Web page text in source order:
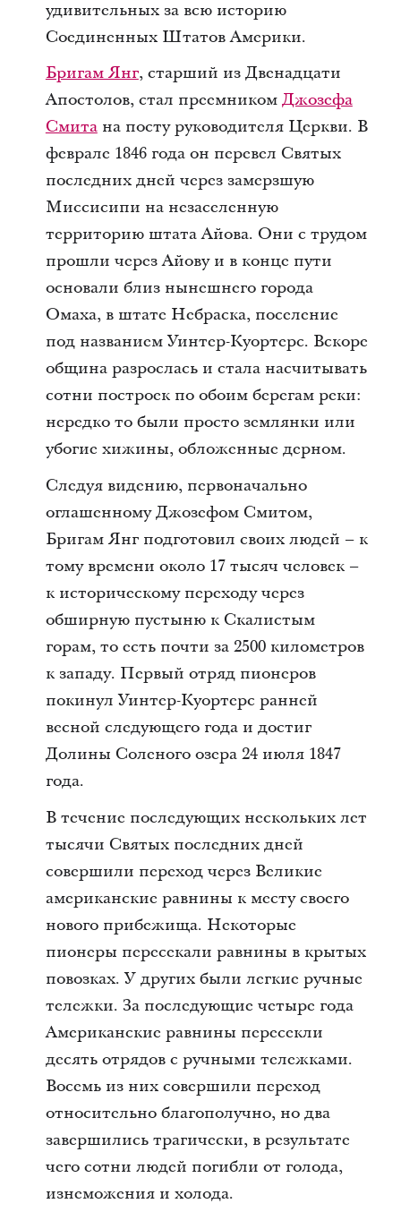
удивительных за всю историю
Соединенных Штатов Америки.
Бригам Янг, старший из Двенадцати
Апостолов, стал преемником Джозефа
Смитана посту руководителя Церкви. В
феврале 1846 года он перевел Святых
последних дней через замерзшую
Миссисипи на незаселенную
территорию штата Айова. Они с трудом
прошли через Айову и в конце пути
основали близ нынешнего города
Омаха, в штате Небраска, поселение
под названием Уинтер-Куортерс. Вскоре
община разрослась и стала насчитывать
сотни построек по обоим берегам реки:
нередко то были просто землянки или
убогие хижины, обложенные дерном.
Следуя видению, первоначально
оглашенному Джозефом Смитом,
Бригам Янг подготовил своих людей – к
тому времени около 17 тысяч человек –
к историческому переходу через
обширную пустыню к Скалистым
горам, то есть почти за 2500 километров
к западу. Первый отряд пионеров
покинул Уинтер-Куортерс ранней
весной следующего года и достиг
Долины Соленого озера 24 июля 1847
года.
В течение последующих нескольких лет
тысячи Святых последних дней
совершили переход через Великие
американские равнины к месту своего
нового прибежища. Некоторые
пионеры пересекали равнины в крытых
повозках. У других были легкие ручные
тележки. За последующие четыре года
Американские равнины пересекли
десять отрядов с ручными тележками.
Восемь из них совершили переход
относительно благополучно, но два
завершились трагически, в результате
чего сотни людей погибли от голода,
изнеможения и холода.